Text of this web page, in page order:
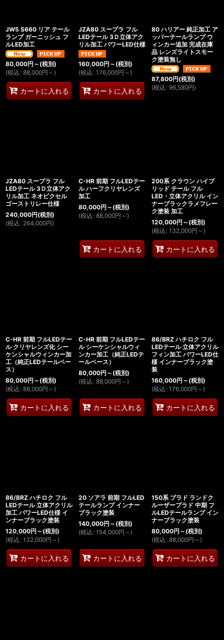
JW5 S660 リア テール
ランプ ガーニッシュ フ
ルLED加工
80,000円 ～ (税別)
(税込 : 88,000円 ～)
カートに入れる
JZA80 スープラ フル
LEDテール 3Ｄ立体アク
リル加工 パワーLED仕様
160,000円 ～ (税別)
(税込 : 176,000円 ～)
カートに入れる
80 ハリアー 純正加工 ア
ッパーテールランプ ウ
ィンカー追加 完成在庫
品 レンズライトスモー
ク塗装無し
87,800円(税別)
(税込 : 96,580円)
JZA80 スープラ フル
LEDテール 3Ｄ立体アク
リル加工 ネオピクセル
ゴーストリレー仕様
240,000円(税別)
(税込 : 264,000円)
C-HR 前期 フルLEDテー
ル ハーフクリヤレンズ
加工
80,000円 ～ (税別)
(税込 : 88,000円 ～)
カートに入れる
200系 クラウン ハイブ
リッド テール フル
LED・立体アクリル イン
ナーブラックラメフレー
ク塗装 加工
120,000円 ～ (税別)
(税込 : 132,000円 ～)
カートに入れる
C-HR 前期 フルLEDテー
ル クリヤレンズ化 シー
ケンシャルウィンカー加
工（純正LEDテールベー
ス）
80,000円 ～ (税別)
(税込 : 88,000円 ～)
カートに入れる
C-HR 前期 フルLEDテー
ル シーケンシャルウィ
ンカー加工（純正LEDテ
ールベース）
80,000円 ～ (税別)
(税込 : 88,000円 ～)
カートに入れる
86/BRZ ハチロク フル
LEDテール 立体アクリル
フィン加工 パワーLED仕
様 インナーブラック塗
装
160,000円 ～ (税別)
(税込 : 176,000円 ～)
カートに入れる
86/BRZ ハチロク フル
LEDテール 立体アクリル
加工 パワーLED仕様 イ
ンナーブラック塗装
120,000円 ～ (税別)
(税込 : 132,000円 ～)
カートに入れる
20 ソアラ 前期 フルLED
テールランプ インナー
ブラック塗装
140,000円 ～ (税別)
(税込 : 154,000円 ～)
カートに入れる
150系 プラド ランドク
ルーザープラド 中期 フ
ルLEDテールランプ イン
ナーブラック塗装
80,000円 ～ (税別)
(税込 : 88,000円 ～)
カートに入れる